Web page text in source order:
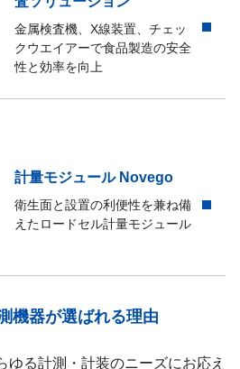
金属検査機、X線装置、チェッ
クウエイアーで食品製造の安全
性と効率を向上
計量モジュール Novego
衛生面と設置の利便性を兼ね備
えたロードセル計量モジュール
機器が選ばれる理由
ゆる計測・計装のニーズにお応え